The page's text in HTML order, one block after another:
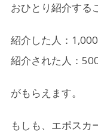
おひとり紹介する
紹介した人：
紹介された人：
がもらえます。
もしも、エポスカ